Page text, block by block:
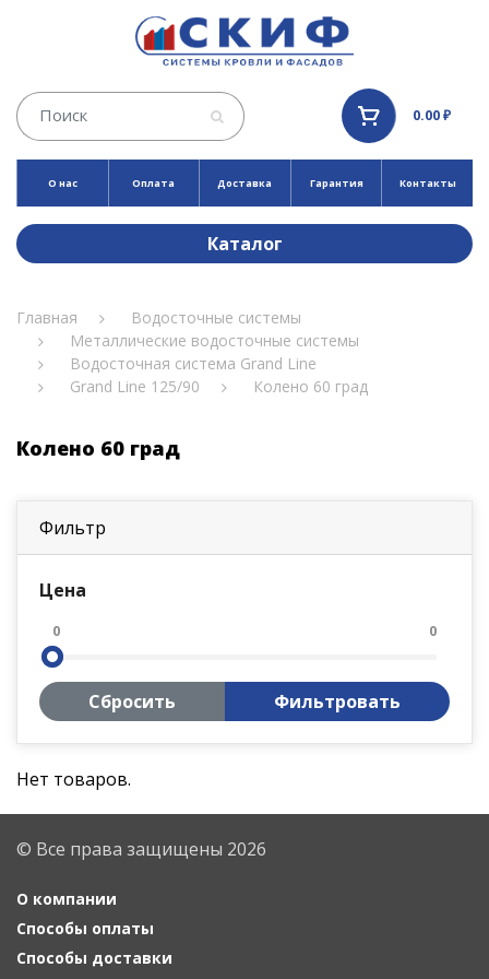
0.00 ₽
О нас Оплата Доставка Гарантия Контакты
Каталог
Главная
Водосточные системы
Металлические водосточные системы
Водосточная система Grand Line
Grand Line 125/90
Колено 60 град
Колено 60 град
Фильтр
Цена
0 0
Сбросить Фильтровать
Нет товаров.
© Все права защищены 2026
О компании
Способы оплаты
Способы доставки